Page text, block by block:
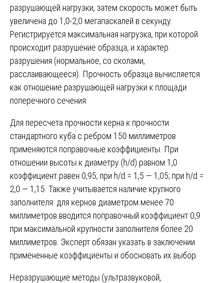
разрушающей нагрузки, затем скорость может быть
увеличена до 1,0-2,0 мегапаскалей в секунду.
Регистрируется максимальная нагрузка, при которой
происходит разрушение образца, и характер
разрушения (нормальное, со сколами,
расслаивающееся). Прочность образца вычисляется
как отношение разрушающей нагрузки к площади
поперечного сечения.
Для пересчета прочности керна к прочности
стандартного куба с ребром 150 миллиметров
применяются поправочные коэффициенты. При
отношении высоты к диаметру (h/d) равном 1,0
коэффициент равен 0,95; при h/d = 1,5 — 1,05; при h/d =
2,0 — 1,15. Также учитывается наличие крупного
заполнителя: для кернов диаметром менее 70
миллиметров вводится поправочный коэффициент 0,9
при максимальной крупности заполнителя более 20
миллиметров. Эксперт обязан указать в заключении
примененные коэффициенты и обосновать их выбор.
Неразрушающие методы (ультразвуковой,